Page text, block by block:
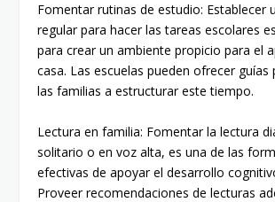
Fomentar rutinas de estudio: Establecer
regular para hacer las tareas escolares
para crear un ambiente propicio para el
casa. Las escuelas pueden ofrecer guías
las familias a estructurar este tiempo.
Lectura en familia: Fomentar la lectura
solitario o en voz alta, es una de las
efectivas de apoyar el desarrollo
Proveer recomendaciones de lecturas